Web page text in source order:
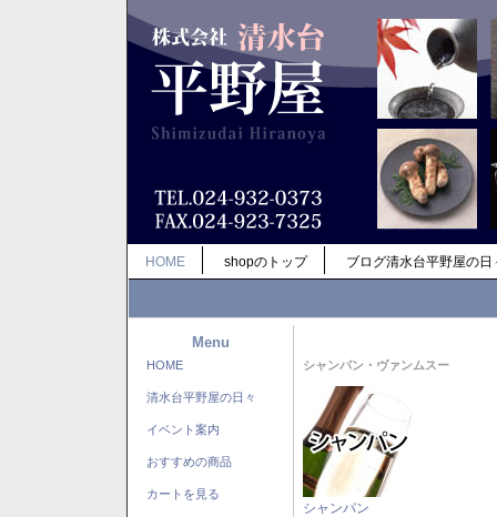
HOME shopのトップ ブログ清水台平野屋の日
Menu
HOME
清水台平野屋の日々
イベント案内
おすすめの商品
カートを見る
シャンパン・ヴァンムスー
シャンパン